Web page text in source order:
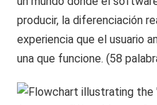
producir, la diferenciación
experiencia que el usuario
una que funcione. (58